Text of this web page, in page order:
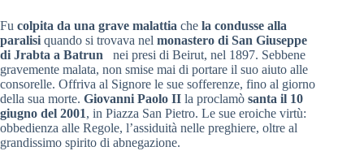
Fu colpita da una grave malattia che la condusse alla
paralisi quando si trovava nel monastero di San Giuseppe
di Jrabta a Batrun nei presi di Beirut, nel 1897. Sebbene
gravemente malata, non smise mai di portare il suo aiuto alle
consorelle. Offriva al Signore le sue sofferenze, fino al giorno
della sua morte. Giovanni Paolo II la proclamò santa il 10
giugno del 2001, in Piazza San Pietro. Le sue eroiche virtù:
obbedienza alle Regole, l’assiduità nelle preghiere, oltre al
grandissimo spirito di abnegazione.